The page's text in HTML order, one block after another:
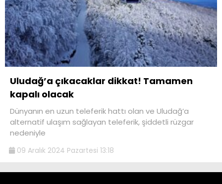
Uludağ’a çıkacaklar dikkat! Tamamen
kapalı olacak
Dünyanın en uzun teleferik hattı olan ve Uludağ’a
alternatif ulaşım sağlayan teleferik, şiddetli rüzgar
nedeniyle
09 Aralık 2024 Pazartesi 13:18